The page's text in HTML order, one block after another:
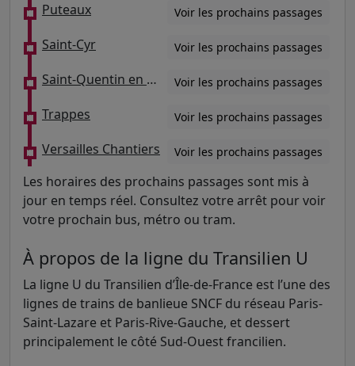
Puteaux Voir les prochains passages
Saint-Cyr Voir les prochains passages
Saint-Quentin en Yvelines - Montigny-le-Bretonneux Voir les prochains passages
Trappes Voir les prochains passages
Versailles Chantiers Voir les prochains passages
Les horaires des prochains passages sont mis à
jour en temps réel. Consultez votre arrêt pour voir
votre prochain bus, métro ou tram.
À propos de la ligne du Transilien U
La ligne U du Transilien d’Île-de-France est l’une des
lignes de trains de banlieue SNCF du réseau Paris-
Saint-Lazare et Paris-Rive-Gauche, et dessert
principalement le côté Sud-Ouest francilien.